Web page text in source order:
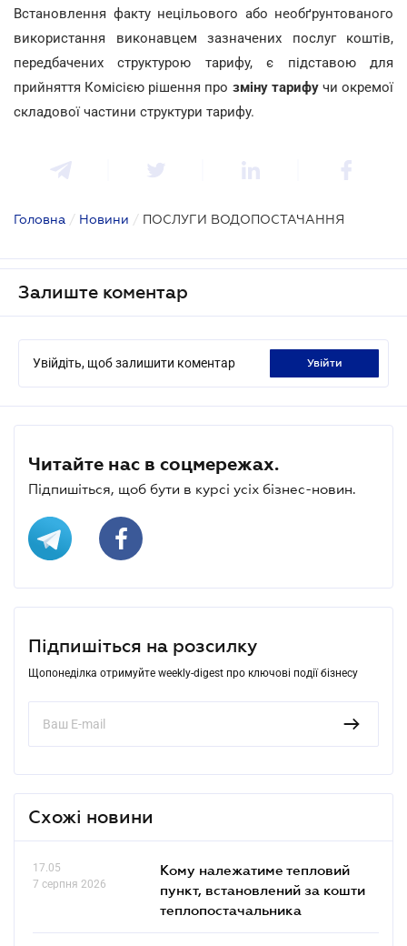
Встановлення факту нецільового або необґрунтованого
використання виконавцем зазначених послуг коштів,
передбачених структурою тарифу, є підставою для
прийняття Комісією рішення про зміну тарифучи окремої
складової частини структури тарифу.
Головна / Новини / ПОСЛУГИ ВОДОПОСТАЧАННЯ
Залиште коментар
Увійдіть, щоб залишити коментар увійти
Читайте нас в соцмережах.
Підпишіться, щоб бути в курсі усіх бізнес-новин.
Підпишіться на розсилку
Щопонеділка отримуйте weekly-digest про ключові події бізнесу
Схожі новини
17.05
7 серпня 2026
Кому належатиме тепловий
пункт, встановлений за кошти
теплопостачальника